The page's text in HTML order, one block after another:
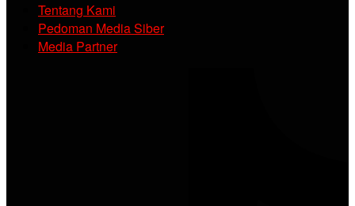
Tentang Kami
Pedoman Media Siber
Media Partner